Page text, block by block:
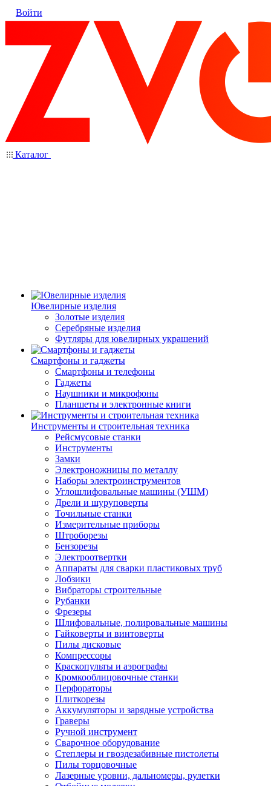
Войти
Каталог
Ювелирные изделия
Золотые изделия
Серебряные изделия
Футляры для ювелирных украшений
Смартфоны и гаджеты
Смартфоны и телефоны
Гаджеты
Наушники и микрофоны
Планшеты и электронные книги
Инструменты и строительная техника
Рейсмусовые станки
Инструменты
Замки
Электроножницы по металлу
Наборы электроинструментов
Углошлифовальные машины (УШМ)
Дрели и шуруповерты
Точильные станки
Измерительные приборы
Штроборезы
Бензорезы
Электроотвертки
Аппараты для сварки пластиковых труб
Лобзики
Вибраторы строительные
Рубанки
Фрезеры
Шлифовальные, полировальные машины
Гайковерты и винтоверты
Пилы дисковые
Компрессоры
Краскопульты и аэрографы
Кромкооблицовочные станки
Перфораторы
Плиткорезы
Аккумуляторы и зарядные устройства
Граверы
Ручной инструмент
Сварочное оборудование
Степлеры и гвоздезабивные пистолеты
Пилы торцовочные
Лазерные уровни, дальномеры, рулетки